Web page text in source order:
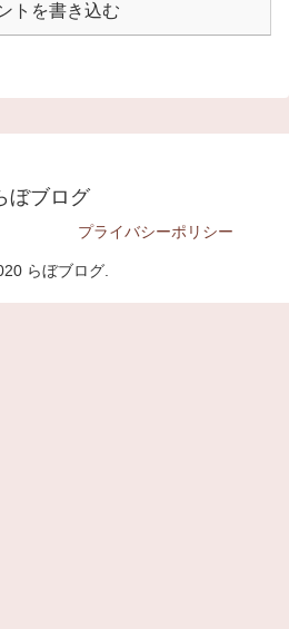
トを書き込む
ぼブログ
プライバシーポリシー
らぼブログ.